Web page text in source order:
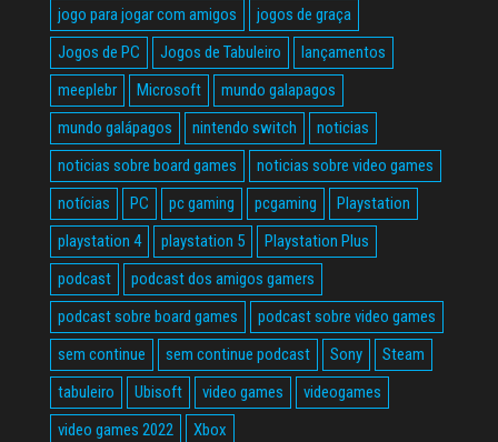
jogo para jogar com amigos
jogos de graça
Jogos de PC
Jogos de Tabuleiro
lançamentos
meeplebr
Microsoft
mundo galapagos
mundo galápagos
nintendo switch
noticias
noticias sobre board games
noticias sobre video games
notícias
PC pc gaming pcgaming
Playstation
playstation 4
playstation 5
Playstation Plus
podcast
podcast dos amigos gamers
podcast sobre board games
podcast sobre video games
sem continue
sem continue podcast Sony
Steam
tabuleiro
Ubisoft video games
videogames
video games 2022
Xbox